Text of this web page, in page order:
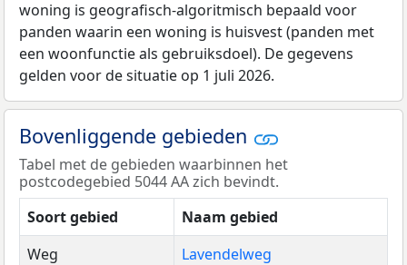
woning is geografisch-algoritmisch bepaald voor
panden waarin een woning is huisvest (panden met
een woonfunctie als gebruiksdoel). De gegevens
gelden voor de situatie op 1 juli 2026.
Bovenliggende gebieden
Tabel met de gebieden waarbinnen het
postcodegebied 5044 AA zich bevindt.
Soort gebied
Naam gebied
Weg
Lavendelweg